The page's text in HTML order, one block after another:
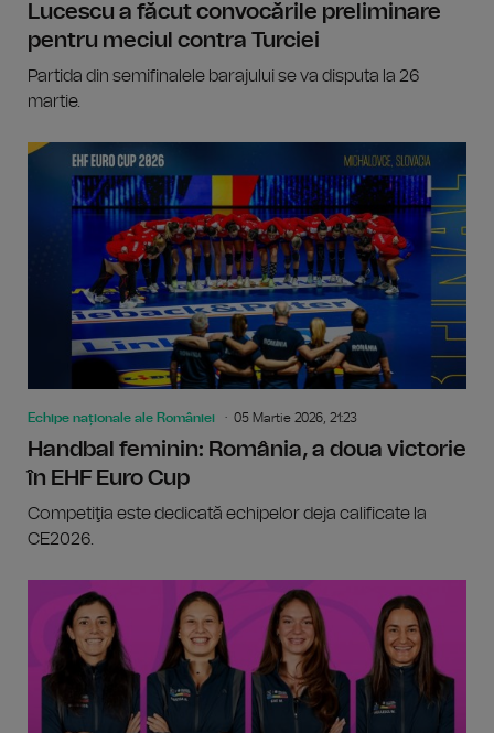
Lucescu a făcut convocările preliminare
pentru meciul contra Turciei
Partida din semifinalele barajului se va disputa la 26
martie.
Echipe naționale ale României 05 Martie 2026, 21:23
Handbal feminin: România, a doua victorie
în EHF Euro Cup
Competiţia este dedicată echipelor deja calificate la
CE2026.